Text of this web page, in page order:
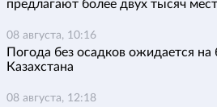
предлагают более двух тысяч
08 августа, 10:16
Погода без осадков ожидается на
Казахстана
08 августа, 12:18